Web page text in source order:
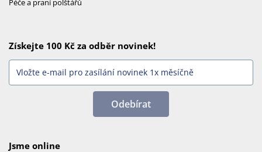
Péče a praní polštářů
Získejte 100 Kč za odběr novinek!
Odebírat
Jsme online